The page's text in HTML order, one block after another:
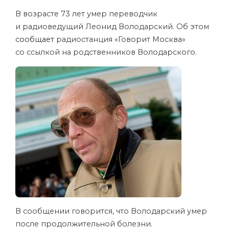
В возрасте 73 лет умер переводчик
и радиоведущий Леонид Володарский. Об этом
сообщает радиостанция «Говорит Москва»
со ссылкой на родственников Володарского.
В сообщении говорится, что Володарский умер
после продолжительной болезни.